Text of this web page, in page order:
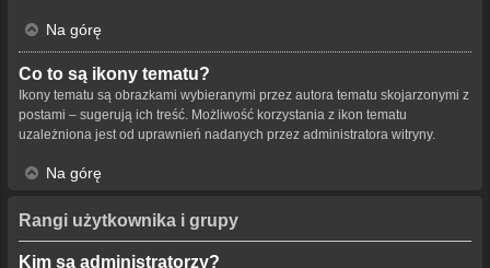
Na górę
Co to są ikony tematu?
Ikony tematu są obrazkami wybieranymi przez autora tematu skojarzonymi z
postami – sugerują ich treść. Możliwość korzystania z ikon tematu
uzależniona jest od uprawnień nadanych przez administratora witryny.
Na górę
Rangi użytkownika i grupy
Kim są administratorzy?